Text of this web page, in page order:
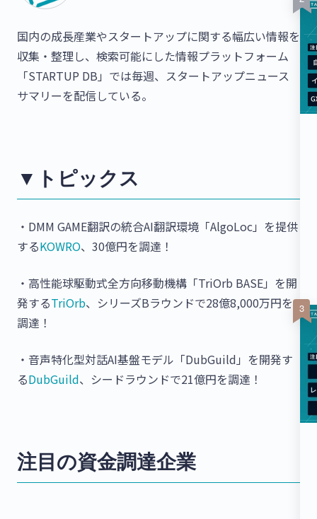
国内の成長産業やスタートアップに関する幅広い情報を
収集・整理し、検索可能にした情報プラットフォーム
「STARTUP DB」では毎週、スタートアップニュース
サマリーを配信している。
▼トピックス
・DMM GAME翻訳の統合AI翻訳環境「AlgoLoc」を提供
するKOWRO、30億円を調達！
・高性能球駆動式全方向移動機構「TriOrb BASE」を開
発するTriOrb、シリーズBラウンドで28億8,000万円を
調達！
・音声特化型対話AI基盤モデル「DubGuild」を開発す
るDubGuild、シードラウンドで21億円を調達！
注目の資金調達企業